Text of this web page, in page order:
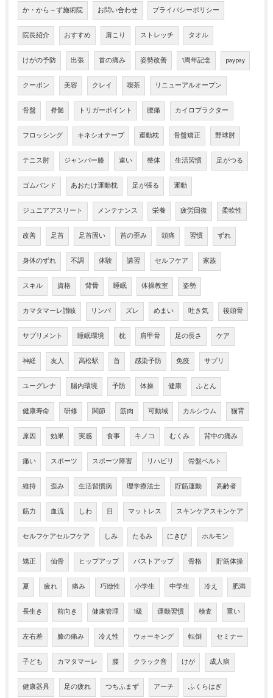
か・から～ず施術院 お問い合わせ プライバシーポリシー
院長紹介 おすすめ 肩こり ストレッチ タオル
けがの予防 出張 首の痛み 姿勢改善 1周年記念 paypay
クーポン 美容 クレイ 喫茶 リニューアルオープン
骨盤 脊髄 トリガーポイント 腰痛 カイロプラクター
フロッシング キネシオテープ 運動枕 骨盤矯正 野球肘
テニス肘 ジャンパー膝 違い 整体 生活習慣 足がつる
ゴムバンド あおたけ運動枕 足が張る 運動
ジュニアアスリート メンテナンス 栄養 疲労回復 柔軟性
改善 足首 足首固い 首の歪み 頭痛 習慣 ずれ
身体のずれ 不調 体験 講習 セルフケア 家族
スキル 資格 背骨 睡眠 体操教室 姿勢
カマタマーレ讃岐 リンパ ズレ めまい 吐き気 後頭骨
サプリメント 睡眠環境 枕 肩甲骨 足の長さ ケア
神経 友人 高松駅 首 感染予防 免疫 サプリ
ユーグレナ 腸内環境 予防 体操 健康 ふとん
健康寿命 研修 関節 筋肉 可動域 カルシウム 猫背
原因 効果 実感 食事 キノコ むくみ 背中の痛み
痛い スポーツ スポーツ障害 リハビリ 骨盤ベルト
維持 歪み 生活習慣病 理学療法士 貯筋運動 高齢者
筋力 血流 しわ 目 マットレス スキンケアスキンケア
セルフケアセルフケア しみ たるみ にきび ホルモン
矯正 仙骨 ヒップアップ バストアップ 骨格 貯筋体操
夏 疲れ 痛み 巧緻性 小学生 中学生 冷え 肥満
長生き 前向き 健康管理 1級 運動習慣 検査 重い
左右差 膝の痛み 冷え性 ウォーキング 転倒 セミナー
子ども カマタマーレ 腰 クラック音 けが 成人病
健康器具 足の疲れ つちふまず アーチ ふくらはぎ